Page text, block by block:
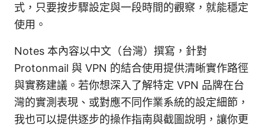
式，只要按步驟設定與一段時間的觀察，就能穩定
使用。
Notes 本內容以中文（台灣）撰寫，針對
Protonmail 與 VPN 的結合使用提供清晰實作路徑
與實務建議。若你想深入了解特定 VPN 品牌在台
灣的實測表現、或對應不同作業系統的設定細節，
我也可以提供逐步的操作指南與截圖說明，讓你更